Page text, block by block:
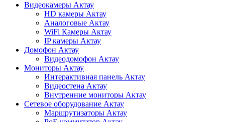
Видеокамеры Актау
HD камеры Актау
Аналоговые Актау
WiFi Камеры Актау
IP камеры Актау
Домофон Актау
Видеодомофон Актау
Мониторы Актау
Интерактивная панель Актау
Видеостена Актау
Внутренние мониторы Актау
Сетевое оборудование Актау
Маршрутизаторы Актау